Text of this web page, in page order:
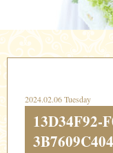
2024.02.06 Tuesday
13D34F92-